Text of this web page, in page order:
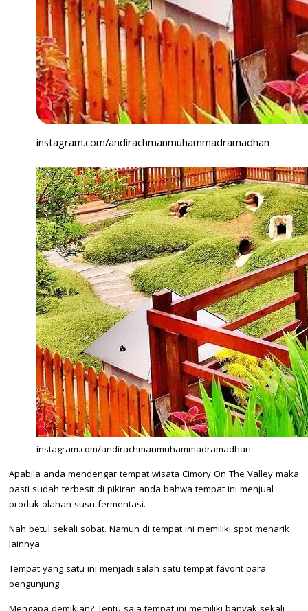
instagram.com/andirachmanmuhammadramadhan
instagram.com/andirachmanmuhammadramadhan
Apabila anda mendengar tempat wisata Cimory On The Valley maka
pasti sudah terbesit di pikiran anda bahwa tempat ini menjual
produk olahan susu fermentasi.
Nah betul sekali sobat. Namun di tempat ini memiliki spot menarik
lainnya.
Tempat yang satu ini menjadi salah satu tempat favorit para
pengunjung.